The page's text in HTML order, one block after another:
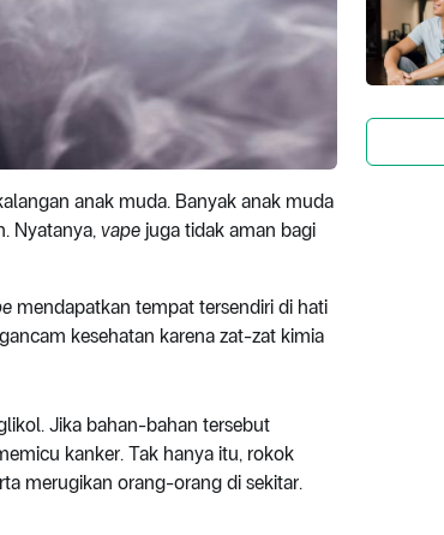
anak muda. Banyak anak muda
Nyatanya, vape juga tidak aman bagi
mendapatkan tempat tersendiri di hati
kesehatan karena zat-zat kimia
Jika bahan-bahan tersebut
kanker. Tak hanya itu, rokok
merugikan orang-orang di sekitar.